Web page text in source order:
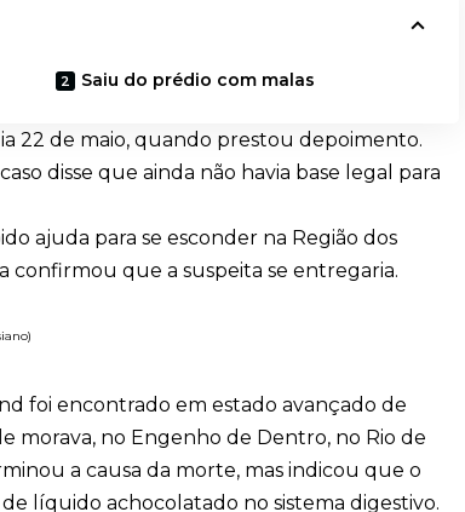
Saiu do prédio com malas
22 de maio, quando prestou depoimento.
disse que ainda não havia base legal para
ajuda para se esconder na Região dos
confirmou que a suspeita se entregaria.
foi encontrado em estado avançado de
morava, no Engenho de Dentro, no Rio de
a causa da morte, mas indicou que o
líquido achocolatado no sistema digestivo.